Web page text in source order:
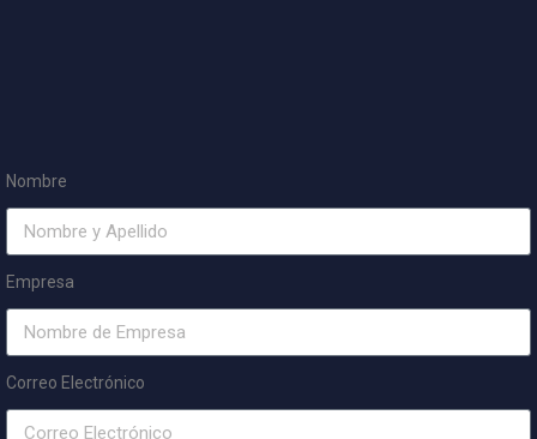
Nombre
Empresa
Correo Electrónico